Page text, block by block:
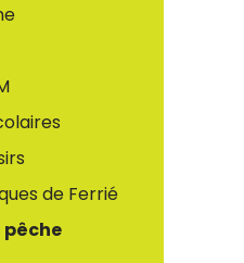
de Ferrié
pêche